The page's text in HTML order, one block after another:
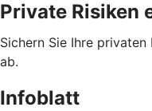
Private Risiken
Sichern Sie Ihre
ab.
Infoblatt